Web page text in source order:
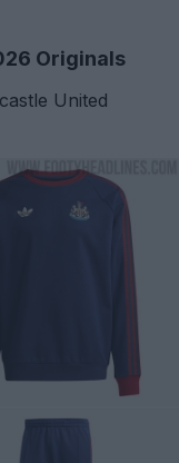
Originals
United